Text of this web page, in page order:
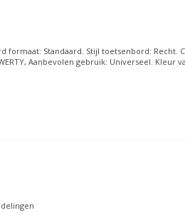
formaat: Standaard. Stijl toetsenbord:
Aanbevolen gebruik: Universeel. Kleur